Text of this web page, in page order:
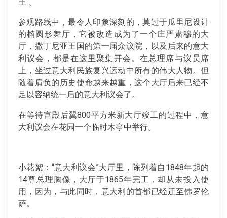
参观路线中，最令人印象深刻的，莫过于瓜里尼设计
的椭圆形舞厅，它被改造成为了一个庄严肃穆的大
厅，撒丁尼亚王国的第一届众议院，以及后来的意大
利议会，都是在这里聚集开会。在总理席与议员席
上，坐过意大利民族复兴运动中所有的伟大人物。但
随着肩负的历史使命越来越重，这个大厅后来已经不
足以容纳统一后的意大利议会了。
在等待宫殿后翼800平方米新大厅竣工的过程中，意
大利议会在花园一个临时木亭中举行。
小花絮：“意大利议会”大厅里，陈列着自1848年起的
14尊总理胸像，大厅于1865年完工，却从未投入使
用，因为，与此同时，意大利的首都已经迁至佛罗伦
萨。